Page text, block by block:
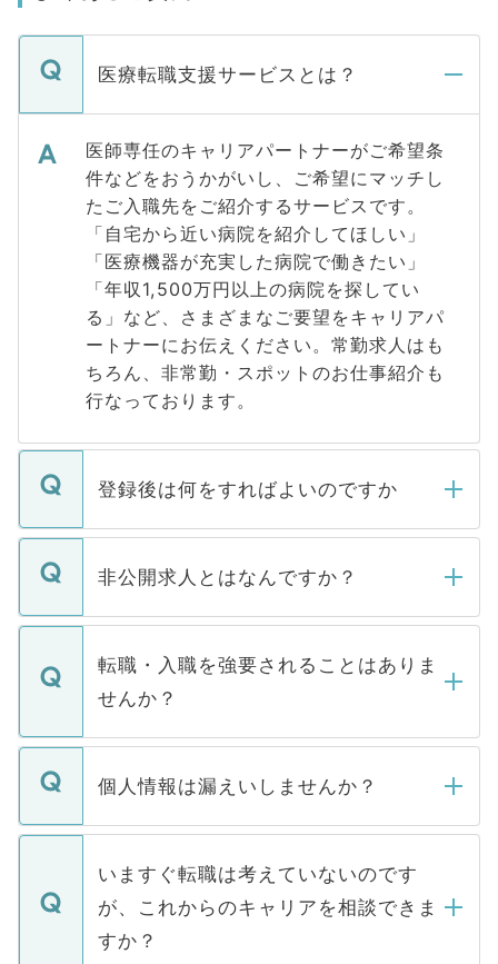
医療転職支援サービスとは？
医師専任のキャリアパートナーがご希望条
件などをおうかがいし、ご希望にマッチし
たご入職先をご紹介するサービスです。
「自宅から近い病院を紹介してほしい」
「医療機器が充実した病院で働きたい」
「年収1,500万円以上の病院を探してい
る」など、さまざまなご要望をキャリアパ
ートナーにお伝えください。常勤求人はも
ちろん、非常勤・スポットのお仕事紹介も
行なっております。
登録後は何をすればよいのですか
ご登録いただきましたら、弊社担当者がご
登録内容を確認し、その後メールもしくは
ます。通常、5営業日以内にはご連絡をせて
いただきますので、しばらくお待ちくださ
い。
非公開求人とはなんですか？
マイナビDOCTORで取り扱っている求人の
うち約3割は、Webサイトからご覧いただ
けない「非公開求人」です。非公開求人は
下記の理由によって、一般には公開してい
ません。
■応募殺到を避けるため 人気のある医療機
関を公にしてしまうと、応募が殺到する場
に、医療機関が求める条件に合った人材の
みを人材紹介会社に依頼するケースが増え
ています。
転職・入職を強要されることはありま
せんか？
転職・入職を強要することは一切ありませ
ん。また、仮に応募先から内定をいただい
定を承諾する必要はありません。内定先へ
の辞退の連絡はキャリアパートナーが行い
ますので、ご安心ください。
個人情報は漏えいしませんか？
個人情報が漏えいすることはありませんの
で、ご安心ください。当サイトからの登録
などで収集したご登録者様の個人情報は、
ご本人のキャリアアップおよび転職活動の
支援を目的に使用いたします。お預かりし
いますぐ転職は考えていないのです
が、これからのキャリアを相談できま
すか？